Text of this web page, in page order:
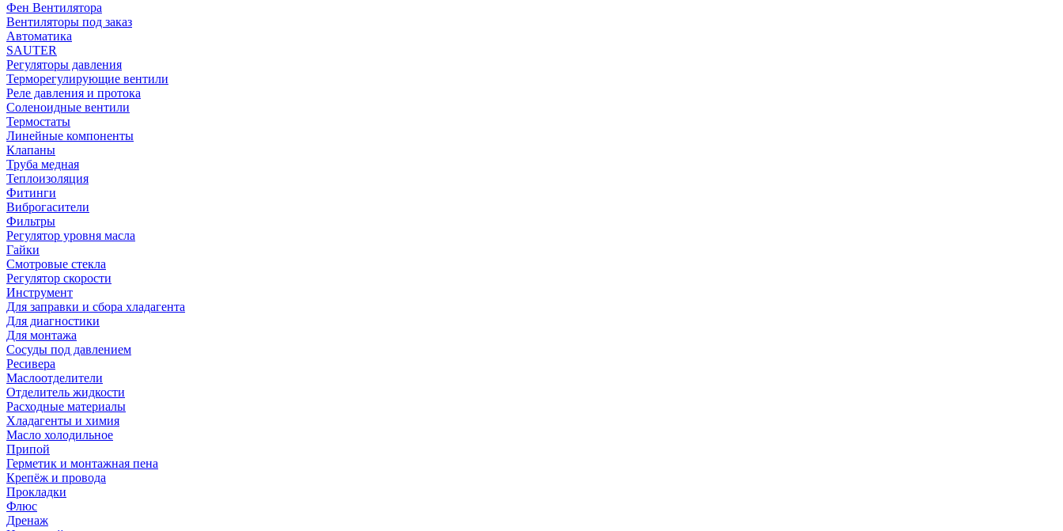
Фен Вентилятора
Вентиляторы под заказ
Автоматика
SAUTER
Регуляторы давления
Терморегулирующие вентили
Реле давления и протока
Соленоидные вентили
Термостаты
Линейные компоненты
Клапаны
Труба медная
Теплоизоляция
Фитинги
Виброгасители
Фильтры
Регулятор уровня масла
Гайки
Смотровые стекла
Регулятор скорости
Инструмент
Для заправки и сбора хладагента
Для диагностики
Для монтажа
Сосуды под давлением
Ресивера
Маслоотделители
Отделитель жидкости
Расходные материалы
Хладагенты и химия
Масло холодильное
Припой
Герметик и монтажная пена
Крепёж и провода
Прокладки
Флюс
Дренаж